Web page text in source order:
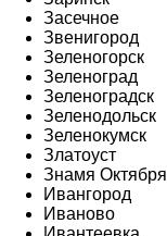
Засечное
Звенигород
Зеленогорск
Зеленоград
Зеленоградск
Зеленодольск
Зеленокумск
Златоуст
Знамя Октября
Ивангород
Иваново